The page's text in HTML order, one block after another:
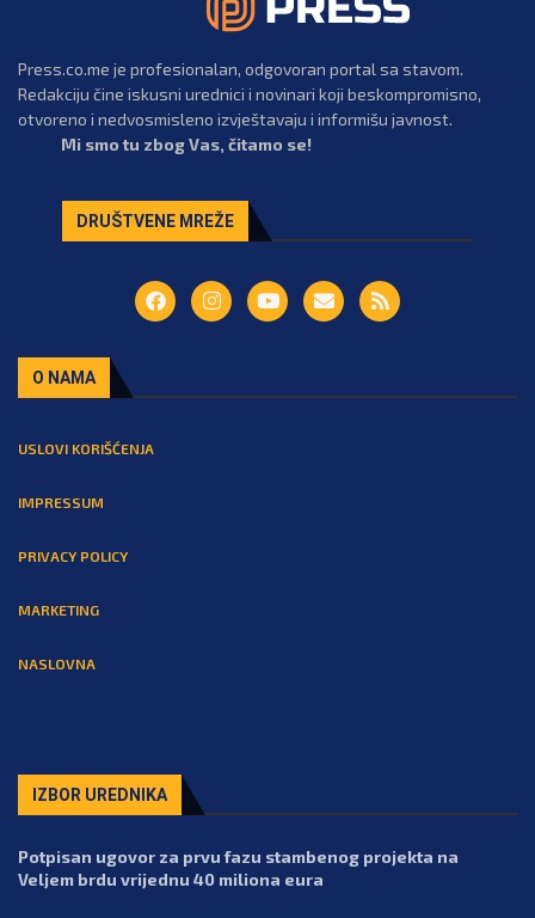
Press.co.me je profesionalan, odgovoran portal sa stavom.
Redakciju čine iskusni urednici i novinari koji beskompromisno,
otvoreno i nedvosmisleno izvještavaju i informišu javnost.
Mi smo tu zbog Vas, čitamo se!
DRUŠTVENE MREŽE
O NAMA
USLOVI KORIŠĆENJA
IMPRESSUM
PRIVACY POLICY
MARKETING
NASLOVNA
IZBOR UREDNIKA
Potpisan ugovor za prvu fazu stambenog projekta na
Veljem brdu vrijednu 40 miliona eura